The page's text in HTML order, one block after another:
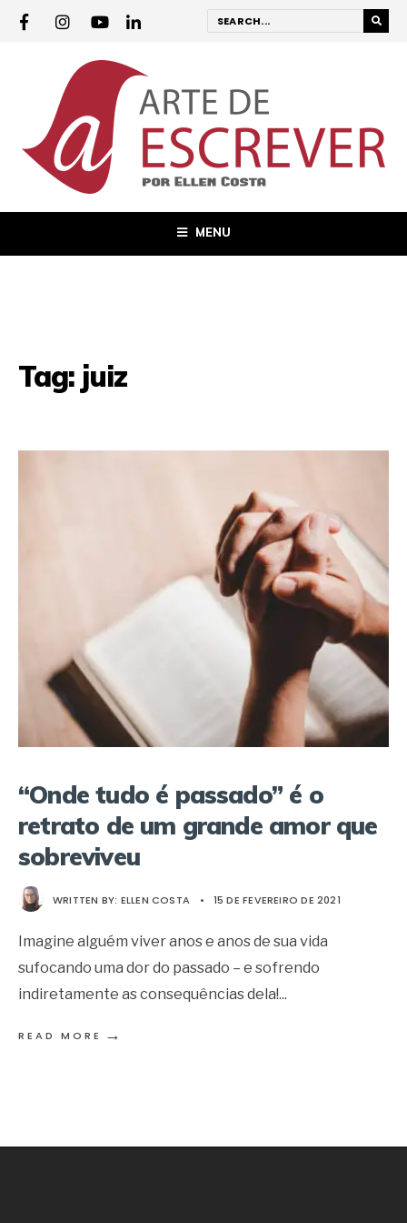
MENU
Tag: juiz
“Onde tudo é passado” é o
retrato de um grande amor que
sobreviveu
WRITTEN BY: ELLEN COSTA • 15 DE FEVEREIRO DE 2021
Imagine alguém viver anos e anos de sua vida
sufocando uma dor do passado – e sofrendo
indiretamente as consequências dela!...
READ MORE →